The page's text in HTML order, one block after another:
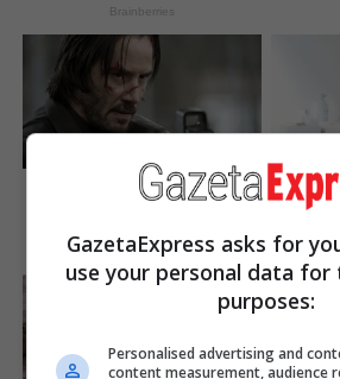
Brainberries
Hollywood's Inaccurate
Portrayal of Reality - Take a
Brainberries
That
GazetaExpress asks for
use your personal data
purposes:
Personalised advertising and
content measurement, audience